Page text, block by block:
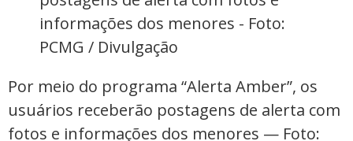
Por meio do programa “Alerta Amber”, os
usuários receberão postagens de alerta com
fotos e informações dos menores — Foto: